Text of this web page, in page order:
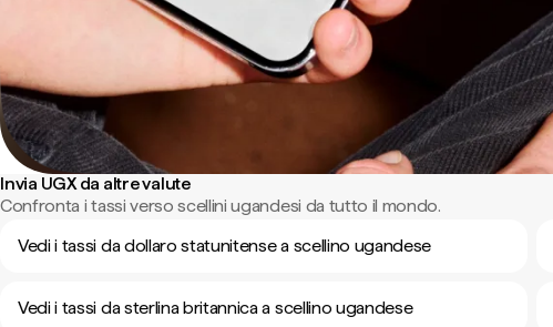
Invia UGX da altre valute
Confronta i tassi verso scellini ugandesi da tutto il mondo.
Vedi i tassi da dollaro statunitense a scellino ugandese
Vedi i tassi da sterlina britannica a scellino ugandese